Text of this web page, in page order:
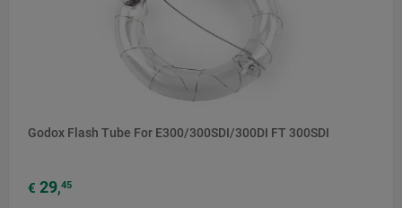
Godox Flash Tube For E300/300SDI/300DI FT 300SDI
€ 29,45